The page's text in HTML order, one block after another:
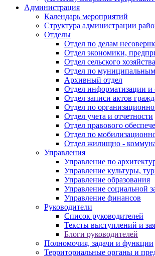
Администрация
Календарь мероприятий
Структура администрации
Отделы
Отдел по делам
Отдел экономики,
Отдел сельского хозяйства
Отдел по
Архивный отдел
Отдел информатизации и
Отдел записи актов
Отдел по
Отдел учета и отчетности
Отдел правового
Отдел по
Отдел жилищно -
Управления
Управление по
Управление культуры,
Управление образования
Управление социальной
Управление финансов
Руководители
Список руководителей
Тексты выступлений и
Блоги руководителей
Полномочия, задачи и функции
Территориальные органы и